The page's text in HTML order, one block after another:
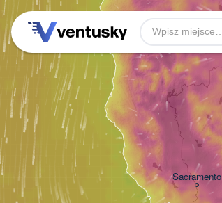
Sacramento